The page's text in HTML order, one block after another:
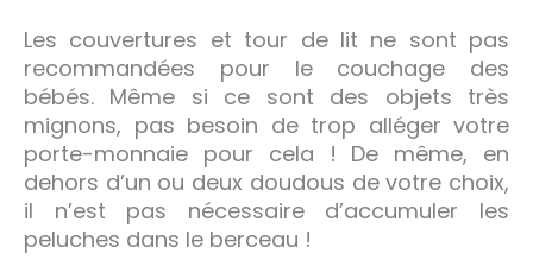
Les couvertures et tour de lit ne sont pas
recommandées pour le couchage des
bébés. Même si ce sont des objets très
mignons, pas besoin de trop alléger votre
porte-monnaie pour cela ! De même, en
dehors d’un ou deux doudous de votre choix,
il n’est pas nécessaire d’accumuler les
peluches dans le berceau !